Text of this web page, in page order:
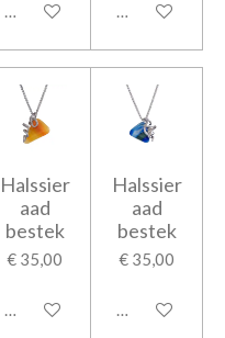
In winkelwagen In
Halssier
aad
bestek
€ 35,00
In winkelwagen
Halssier
aad
bestek
€ 35,00
In